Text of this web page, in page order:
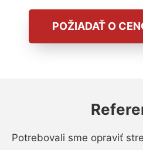
POŽIADAŤ O
Potrebovali sme opraviť